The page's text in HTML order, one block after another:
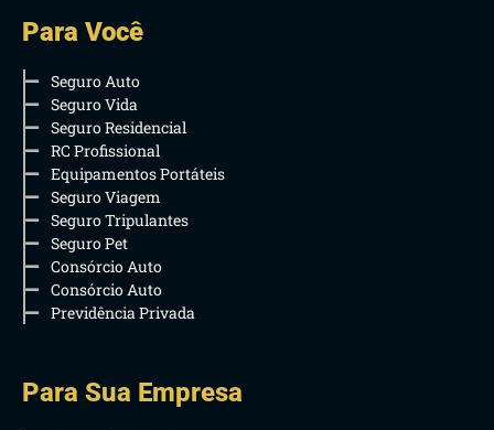
Para Você
Seguro Auto
Seguro Vida
Seguro Residencial
RC Profissional
Equipamentos Portáteis
Seguro Viagem
Seguro Tripulantes
Seguro Pet
Consórcio Auto
Consórcio Auto
Previdência Privada
Para Sua Empresa